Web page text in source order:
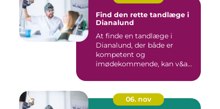
Find den rette tandlæge i
Dianalund
At finde en tandlæge i
Dianalund, der både er
kompetent og
imødekommende, kan v&a...
06. nov